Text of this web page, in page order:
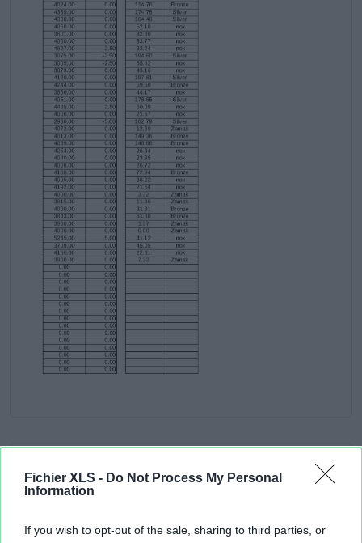
Fichier XLS - Do Not Process My Personal
Information
If you wish to opt-out of the sale, sharing to third parties, or